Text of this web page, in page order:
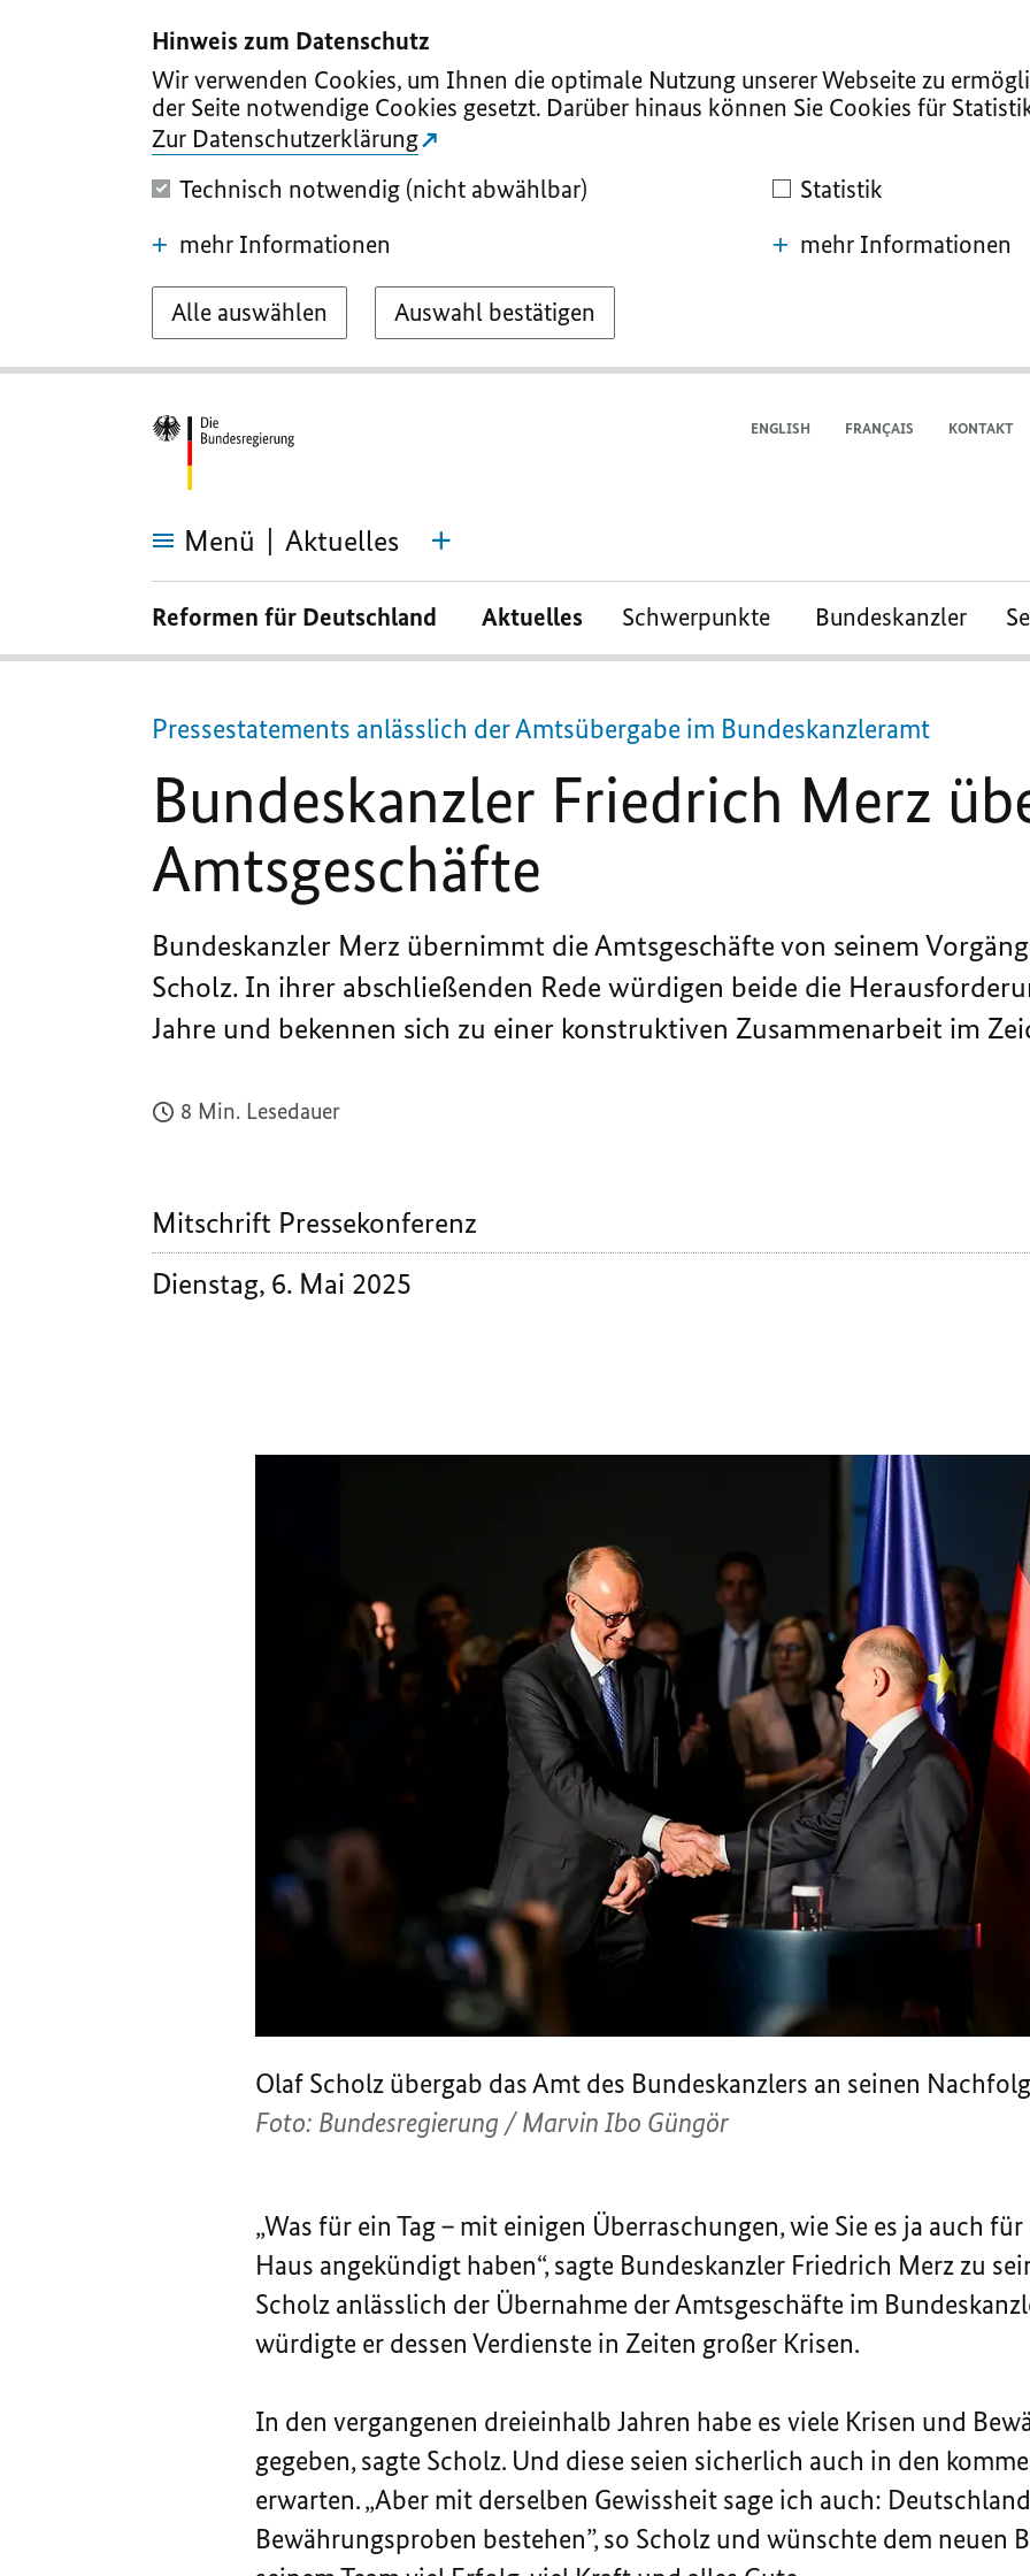
Hinweis zum Datenschutz
Wir verwenden Cookies, um Ihnen die optimale Nutzung unserer Webseite zu
der Seite notwendige Cookies gesetzt. Darüber hinaus können Sie Cookies für
Zur Datenschutzerklärung
Technisch notwendig (nicht abwählbar)
mehr Informationen
Statistik
mehr Informationen
Alle auswählen Auswahl bestätigen
ENGLISH FRANÇAIS KONTAKT
Menü Aktuelles
Bundeskanzler
übernimmt
Amtsgeschäfte
Reformen für Deutschland Aktuelles Schwerpunkte Bundeskanzler
Pressestatements anlässlich der Amtsübergabe im Bundeskanzleramt
Bundeskanzler Friedrich Merz
Amtsgeschäfte
Bundeskanzler Merz übernimmt die Amtsgeschäfte von seinem
Scholz. In ihrer abschließenden Rede würdigen beide die
Jahre und bekennen sich zu einer konstruktiven Zusammenarbeit im
8 Min. Lesedauer
Mitschrift Pressekonferenz
Dienstag, 6. Mai 2025
Olaf Scholz übergab das Amt des Bundeskanzlers an seinen
Foto: Bundesregierung / Marvin Ibo Güngör
„Was für ein Tag – mit einigen Überraschungen, wie Sie es ja auch
Haus angekündigt haben“, sagte Bundeskanzler Friedrich Merz zu
Scholz anlässlich der Übernahme der Amtsgeschäfte im
würdigte er dessen Verdienste in Zeiten großer Krisen.
In den vergangenen dreieinhalb Jahren habe es viele Krisen und
gegeben, sagte Scholz. Und diese seien sicherlich auch in den
erwarten. „Aber mit derselben Gewissheit sage ich auch:
Bewährungsproben bestehen”, so Scholz und wünschte dem neuen